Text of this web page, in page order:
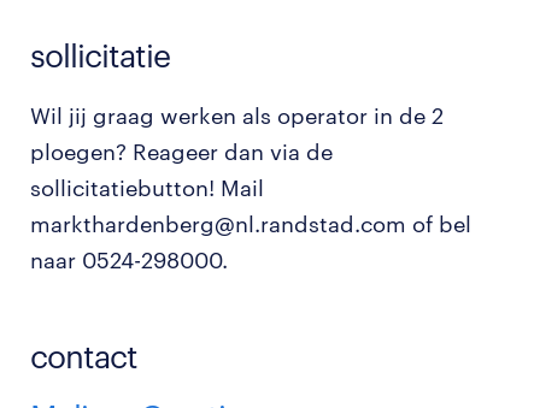
sollicitatie
Wil jij graag werken als operator in de 2
ploegen? Reageer dan via de
sollicitatiebutton! Mail
markthardenberg@nl.randstad.com of bel
naar 0524-298000.
contact